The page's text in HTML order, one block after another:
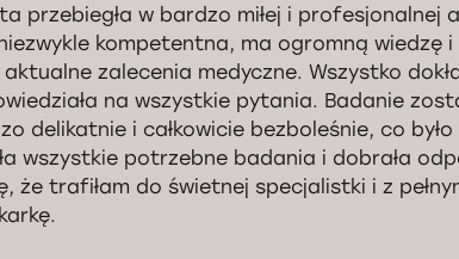
przebiegła w bardzo miłej i
kompetentna, ma ogromną wiedzę
zalecenia medyczne. Wszystko
na wszystkie pytania. Badanie
delikatnie i całkowicie bezboleśnie, co
wszystkie potrzebne badania i dobrała
że trafiłam do świetnej specjalistki i z